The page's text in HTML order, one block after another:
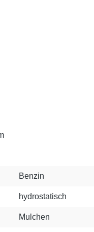
Benzin
hydrostatisch
Mulchen